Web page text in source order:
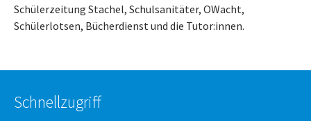
Schülerzeitung Stachel, Schulsanitäter, OWacht,
Schülerlotsen, Bücherdienst und die Tutor:innen.
Schnellzugriff